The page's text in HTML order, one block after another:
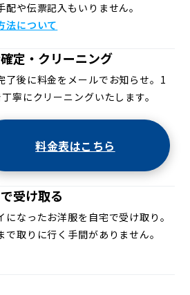
配や伝票記入もいりません。
法について
定・クリーニング
了後に料金をメールでお知らせ。1
寧にクリーニングいたします。
料金表はこちら
受け取る
になったお洋服を自宅で受け取り。
で取りに行く手間がありません。